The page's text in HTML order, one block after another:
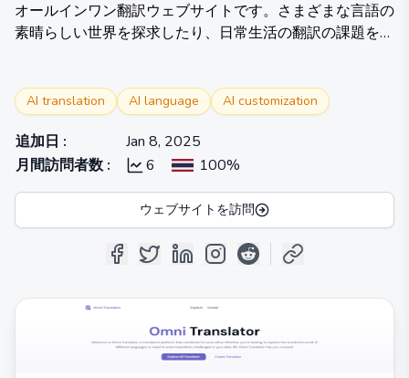
オールインワン翻訳ウェブサイトです。さまざまな言語の
素晴らしい世界を探求したり、日常生活の翻訳の課題を解
AI translation AI language AI customization
追加日 :
Jan 8, 2025
月間訪問者数: 6 100%
ウェブサイトを訪問